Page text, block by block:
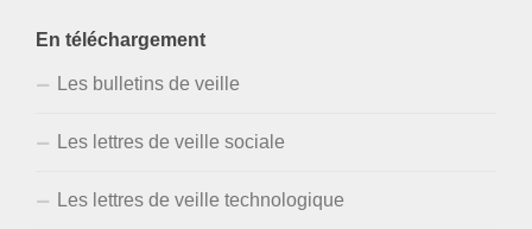
En téléchargement
Les bulletins de veille
Les lettres de veille sociale
Les lettres de veille technologique